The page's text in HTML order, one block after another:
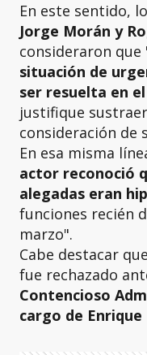
En este sentido,
Jorge Morán y
consideraron que
situación de
ser resuelta en
justifique
consideración de
En esa misma
actor reconoció
alegadas eran
funciones recién
marzo".
Cabe destacar
fue rechazado
Contencioso
cargo de Enrique